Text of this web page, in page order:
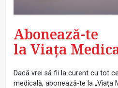
Abonează-te
la Viața
Dacă vrei să fii la curent cu tot
medicală, abonează-te la „Viața